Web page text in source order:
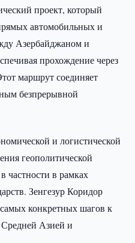
проект, который
автомобильных и
Азербайджаном и
прохождение через
маршрут соединяет
безпрерывной
и логистической
геополитической
частности в рамках
Зенгезур Коридор
конкретных шагов к
Средней Азией и